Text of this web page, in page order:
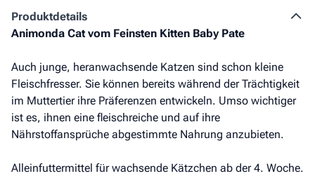
Produkt­details
Animonda Cat vom Feinsten Kitten Baby Pate
Auch junge, heranwachsende Katzen sind schon kleine
Fleischfresser. Sie können bereits während der Trächtigkeit
im Muttertier ihre Präferenzen entwickeln. Umso wichtiger
ist es, ihnen eine fleischreiche und auf ihre
Nährstoffansprüche abgestimmte Nahrung anzubieten.
Alleinfuttermittel für wachsende Kätzchen ab der 4. Woche.